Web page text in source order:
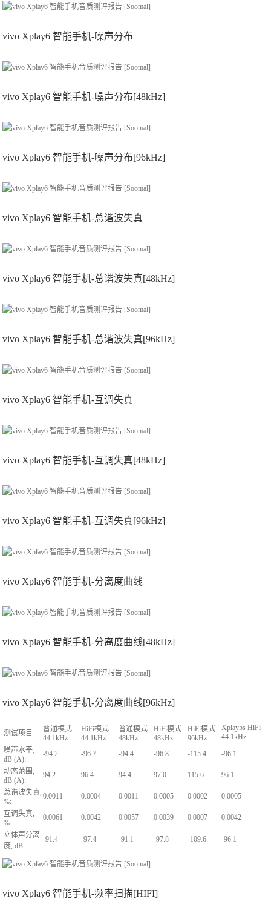
vivo Xplay6 智能手机-噪声分布
vivo Xplay6 智能手机-噪声分布[48kHz]
vivo Xplay6 智能手机-噪声分布[96kHz]
vivo Xplay6 智能手机-总谐波失真
vivo Xplay6 智能手机-总谐波失真[48kHz]
vivo Xplay6 智能手机-总谐波失真[96kHz]
vivo Xplay6 智能手机-互调失真
vivo Xplay6 智能手机-互调失真[48kHz]
vivo Xplay6 智能手机-互调失真[96kHz]
vivo Xplay6 智能手机-分离度曲线
vivo Xplay6 智能手机-分离度曲线[48kHz]
vivo Xplay6 智能手机-分离度曲线[96kHz]
测试项目
普通模式
44.1kHz
HiFi模式
44.1kHz
普通模式
48kHz
HiFi模式
48kHz
HiFi模式
96kHz
Xplay5s HiFi
44.1kHz
噪声水平,
dB (A):
-94.2 -96.7 -94.4 -96.8 -115.4 -96.1
动态范围,
dB (A):
94.2 96.4 94.4 97.0 115.6 96.1
总谐波失真,
%:
0.0011 0.0004 0.0011 0.0005 0.0002 0.0005
互调失真,
%:
0.0061 0.0042 0.0057 0.0039 0.0007 0.0042
立体声分离
度, dB:
-91.4 -97.4 -91.1 -97.8 -109.6 -96.1
vivo Xplay6 智能手机-频率扫描[HIFI]